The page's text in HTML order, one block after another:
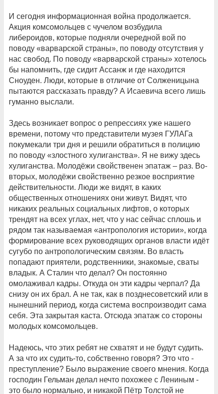
И сегодня информационная война продолжается.
Акция комсомольцев с чучелом возбудила
либероидов, которые подняли очередной вой по
поводу «варварской страны», по поводу отсутствия у
нас свобод. По поводу «варварской страны» хотелось
бы напомнить, где сидит Ассанж и где находится
Сноуден. Люди, которые в отличие от Солженицына
пытаются рассказать правду? А Исаевича всего лишь
гуманно выслали.
Здесь возникает вопрос о репрессиях уже нашего
времени, потому что представители музея ГУЛАГа
покумекали три дня и решили обратиться в полицию
по поводу «злостного хулиганства». Я не вижу здесь
хулиганства. Молодёжи свойственен эпатаж – раз. Во-
вторых, молодёжи свойственно резкое восприятие
действительности. Люди же видят, в каких
общественных отношениях они живут. Видят, что
никаких реальных социальных лифтов, о которых
трендят на всех углах, нет, что у нас сейчас сплошь и
рядом так называемая «антропология истории», когда
формирование всех руководящих органов власти идёт
сугубо по антропологическим связям. Во власть
попадают приятели, родственники, знакомые, сваты
владык. А Сталин что делал? Он постоянно
омолаживал кадры. Откуда он эти кадры черпал? Да
снизу он их брал. А не так, как в позднесоветский или в
нынешний период, когда система воспроизводит сама
себя. Эта закрытая каста. Отсюда эпатаж со стороны
молодых комсомольцев.
Надеюсь, что этих ребят не схватят и не будут судить.
А за что их судить-то, собственно говоря? Это что -
преступление? Было выражение своего мнения. Когда
господин Гельман делал нечто похожее с Лениным -
это было нормально, и никакой Пётр Толстой не